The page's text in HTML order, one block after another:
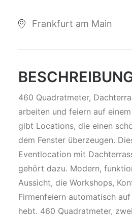
Frankfurt am Main
460 Quadratmeter,
arbeiten und feiern auf
gibt Locations, die einen
dem Fenster überzeugen.
Eventlocation mit
gehört dazu. Modern,
Aussicht, die Workshops,
Firmenfeiern automatisch
hebt. 460 Quadratmeter,